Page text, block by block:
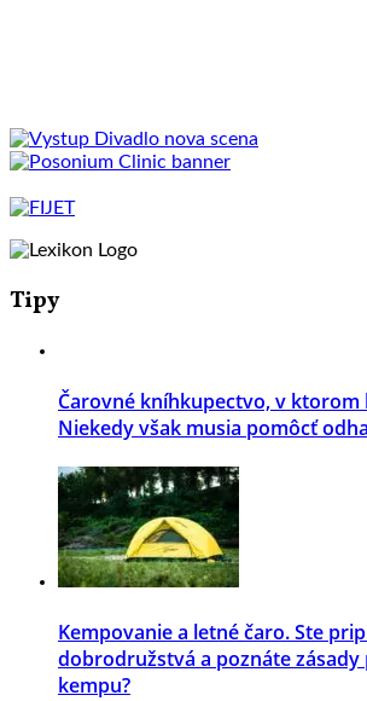
Tipy
Čarovné kníhkupectvo, v ktorom
Niekedy však musia pomôcť
Kempovanie a letné čaro. Ste
dobrodružstvá a poznáte
kempu?